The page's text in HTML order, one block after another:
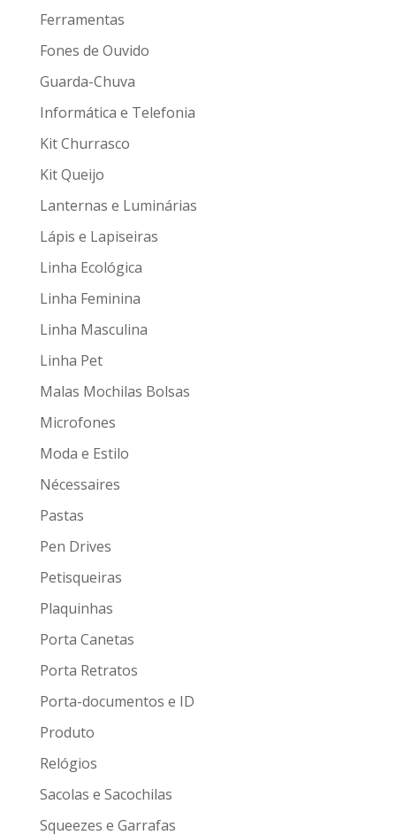
Ferramentas
Fones de Ouvido
Guarda-Chuva
Informática e Telefonia
Kit Churrasco
Kit Queijo
Lanternas e Luminárias
Lápis e Lapiseiras
Linha Ecológica
Linha Feminina
Linha Masculina
Linha Pet
Malas Mochilas Bolsas
Microfones
Moda e Estilo
Nécessaires
Pastas
Pen Drives
Petisqueiras
Plaquinhas
Porta Canetas
Porta Retratos
Porta-documentos e ID
Produto
Relógios
Sacolas e Sacochilas
Squeezes e Garrafas